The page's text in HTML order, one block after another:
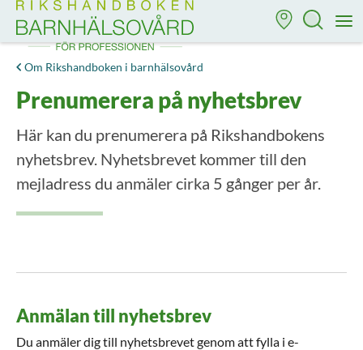
Till startsidan för Rikshandboken i barnhälsovård
Om Rikshandboken i barnhälsovård
Prenumerera på nyhetsbrev
Här kan du prenumerera på Rikshandbokens
nyhetsbrev. Nyhetsbrevet kommer till den
mejladress du anmäler cirka 5 gånger per år.
Anmälan till nyhetsbrev
Du anmäler dig till nyhetsbrevet genom att fylla i e-